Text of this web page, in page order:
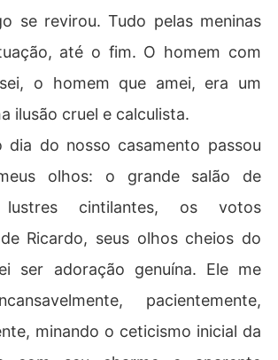
se revirou. Tudo pelas meninas
até o fim. O homem com
o homem que amei, era um
ilusão cruel e calculista.
dia do nosso casamento passou
olhos: o grande salão de
cintilantes, os votos
Ricardo, seus olhos cheios do
ser adoração genuína. Ele me
pacientemente,
minando o ceticismo inicial da